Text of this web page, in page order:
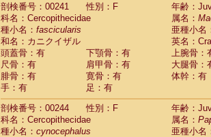
剖検番号：00241
性別：F
年齢：
科名：Cercopithecidae
属名：
種小名： fascicularis
亜種小名
和名：カニクイザル
英名：
頭蓋骨：有
下顎骨：有
上腕骨：
尺骨：有
肩甲骨：有
大腿骨：
腓骨：有
寛骨：有
体幹：有
手：有
足：有
剖検番号：00244
性別：F
年齢：
科名：Cercopithecidae
属名：
種小名： cynocephalus
亜種小名